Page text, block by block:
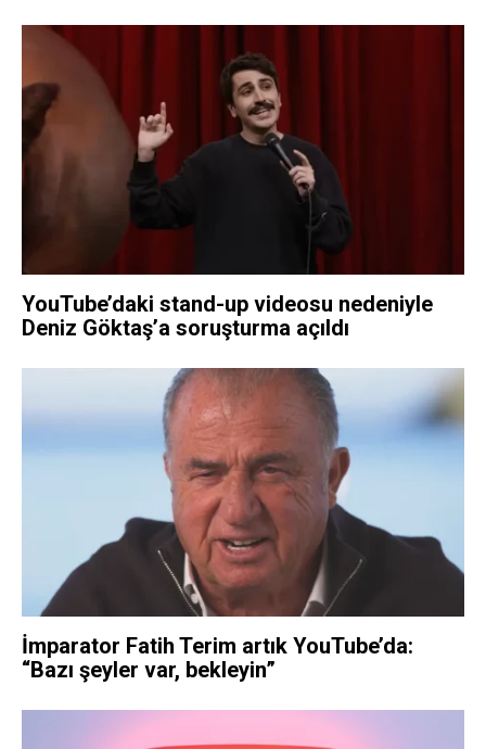
YouTube’daki stand-up videosu nedeniyle
Deniz Göktaş’a soruşturma açıldı
İmparator Fatih Terim artık YouTube’da:
“Bazı şeyler var, bekleyin”